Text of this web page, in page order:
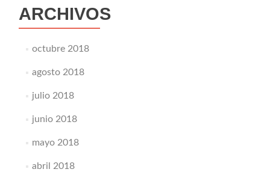
ARCHIVOS
octubre 2018
agosto 2018
julio 2018
junio 2018
mayo 2018
abril 2018